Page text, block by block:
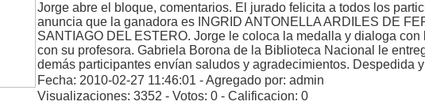
Jorge abre el bloque, comentarios. El jurado felicita a todos los
anuncia que la ganadora es INGRID ANTONELLA ARDILES DE
SANTIAGO DEL ESTERO. Jorge le coloca la medalla y dialoga con
con su profesora. Gabriela Borona de la Biblioteca Nacional le
demás participantes envían saludos y agradecimientos. Despedida
Fecha: 2010-02-27 11:46:01 - Agregado por: admin
Visualizaciones: 3352 - Votos: 0 - Calificacion: 0